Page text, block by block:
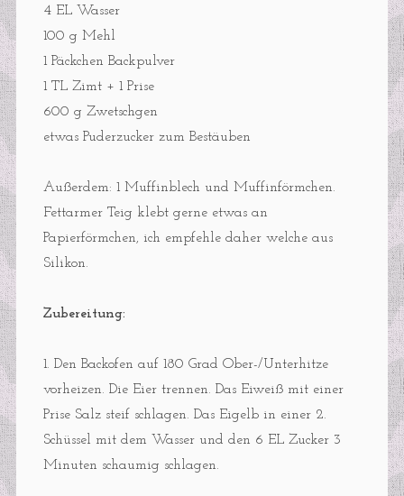
4 EL Wasser
100 g Mehl
1 Päckchen Backpulver
1 TL Zimt + 1 Prise
600 g Zwetschgen
etwas Puderzucker zum Bestäuben
Außerdem: 1 Muffinblech und Muffinförmchen.
Fettarmer Teig klebt gerne etwas an
Papierförmchen, ich empfehle daher welche aus
Silikon.
Zubereitung:
1. Den Backofen auf 180 Grad Ober-/Unterhitze
vorheizen. Die Eier trennen. Das Eiweiß mit einer
Prise Salz steif schlagen. Das Eigelb in einer 2.
Schüssel mit dem Wasser und den 6 EL Zucker 3
Minuten schaumig schlagen.